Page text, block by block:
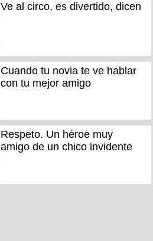
Ve al circo, es divertido, dicen
Cuando tu novia te ve hablar
con tu mejor amigo
Respeto. Un héroe muy
amigo de un chico invidente